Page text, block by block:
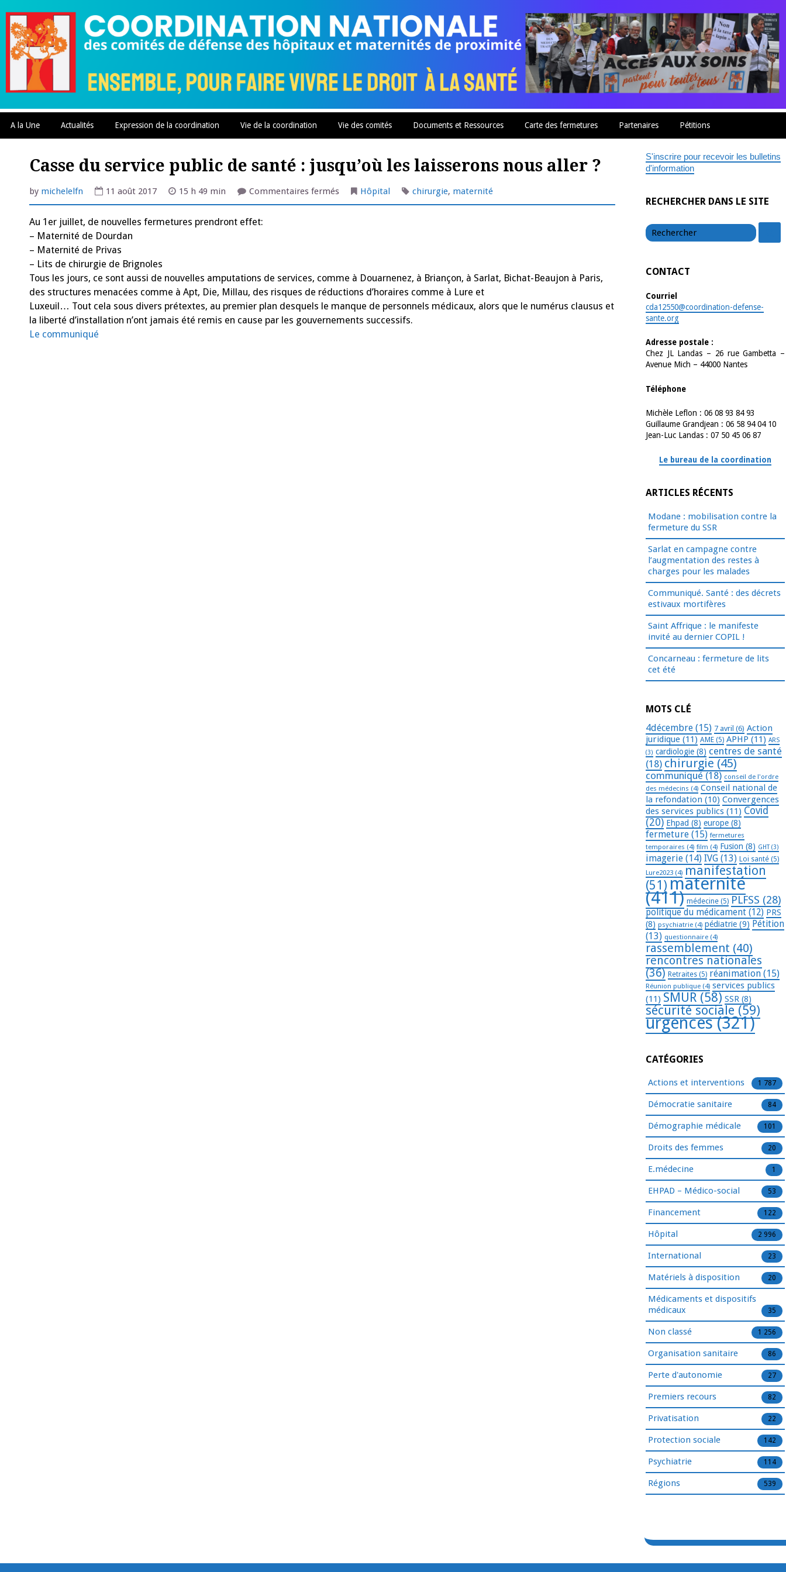
content
A la Une Actualités Expression de la coordination Vie de la coordination Vie des comités Documents et Ressources Carte des fermetures Partenaires Pétitions
Casse du service public de santé : jusqu’où les laisserons nous aller ?
by michelelfn 11 août 2017 15 h 49 min Commentaires ferméssur
du
laisserons
nous
aller
?
Hôpital chirurgie, maternité
Au 1er juillet, de nouvelles fermetures prendront effet:
– Maternité de Dourdan
– Maternité de Privas
– Lits de chirurgie de Brignoles
Tous les jours, ce sont aussi de nouvelles amputations de services, comme à Douarnenez, à Briançon, à Sarlat, Bichat-Beaujon à Paris,
des structures menacées comme à Apt, Die, Millau, des risques de réductions d’horaires comme à Lure et
Luxeuil… Tout cela sous divers prétextes, au premier plan desquels le manque de personnels médicaux, alors que le numérus clausus et
la liberté d’installation n’ont jamais été remis en cause par les gouvernements successifs.
Le communiqué
S'inscrire pour recevoir les bulletins
d'information
RECHERCHER DANS LE SITE
CONTACT
Courriel
cda12550@coordination-defense-
sante.org
Adresse postale :
Chez JL Landas – 26 rue Gambetta –
Avenue Mich – 44000 Nantes
Téléphone
Michèle Leflon : 06 08 93 84 93
Guillaume Grandjean : 06 58 94 04 10
Jean-Luc Landas : 07 50 45 06 87
Le bureau de la coordination
ARTICLES RÉCENTS
Modane : mobilisation contre la
fermeture du SSR
Sarlat en campagne contre
l’augmentation des restes à
charges pour les malades
Communiqué. Santé : des décrets
estivaux mortifères
Saint Affrique : le manifeste
invité au dernier COPIL !
Concarneau : fermeture de lits
cet été
MOTS CLÉ
4décembre (15) 7 avril (6) Action
juridique (11) AME (5) APHP (11) ARS
(3) cardiologie (8) centres de santé
(18) chirurgie (45)
communiqué (18) conseil de l'ordre
des médecins (4) Conseil national de
la refondation (10) Convergences
des services publics (11) Covid
(20) Ehpad (8) europe (8)
fermeture (15) fermetures
temporaires (4) film (4) Fusion (8) GHT(3)
imagerie (14) IVG (13) Loi santé (5)
Lure2023 (4) manifestation
(51) maternité
(411) médecine (5) PLFSS (28)
politique du médicament (12) PRS
(8) psychiatrie (4) pédiatrie (9) Pétition
(13) questionnaire (4)
rassemblement (40)
rencontres nationales
(36) Retraites (5) réanimation (15)
Réunion publique (4) services publics
(11) SMUR (58) SSR (8)
sécurité sociale (59)
urgences(321)
CATÉGORIES
Actions et interventions 1 787
Démocratie sanitaire 84
Démographie médicale 101
Droits des femmes 20
E.médecine 1
EHPAD – Médico-social 53
Financement 122
Hôpital 2 996
International 23
Matériels à disposition 20
Médicaments et dispositifs
médicaux
35
Non classé 1 256
Organisation sanitaire 86
Perte d'autonomie 27
Premiers recours 82
Privatisation 22
Protection sociale 142
Psychiatrie 114
Régions 539